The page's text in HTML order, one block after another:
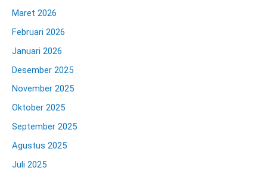
Maret 2026
Februari 2026
Januari 2026
Desember 2025
November 2025
Oktober 2025
September 2025
Agustus 2025
Juli 2025